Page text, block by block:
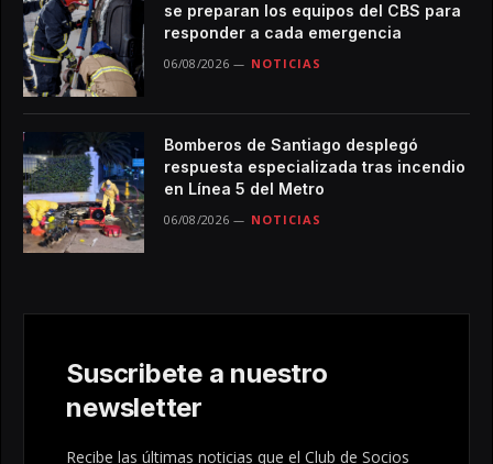
se preparan los equipos del CBS para
responder a cada emergencia
06/08/2026 NOTICIAS
Bomberos de Santiago desplegó
respuesta especializada tras incendio
en Línea 5 del Metro
06/08/2026 NOTICIAS
Suscribete a nuestro
newsletter
Recibe las últimas noticias que el Club de Socios